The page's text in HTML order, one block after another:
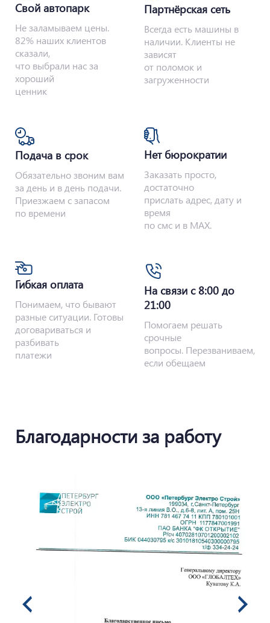
Свой автопарк
Не заламываем цены.
82% наших клиентов
сказали,
что выбрали нас за
хороший
ценник
Партнёрская сеть
Всегда есть машины в
наличии. Клиенты не
зависят
от поломок и
загруженности
Подача в срок
Обязательно звоним вам
за день и в день подачи.
Приезжаем с запасом
по времени
Нет бюрократии
Заказать просто,
достаточно
прислать адрес, дату и
время
по смс и в MAX.
Гибкая оплата
Понимаем, что бывают
разные ситуации. Готовы
договариваться и
разбивать
платежи
На связи с 8:00 до
21:00
Помогаем решать
срочные
вопросы. Перезваниваем,
если обещаем
Благодарности за работу